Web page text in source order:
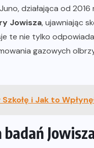
działająca od 2016
Jowisza, ujawniając
te nie tylko
gazowych
i Jak to